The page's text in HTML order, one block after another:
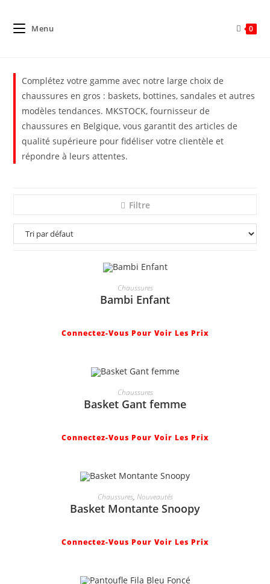
Menu 0
Complétez votre gamme avec notre large choix de
chaussures en gros : baskets, bottines, sandales et autres
modèles tendances. MKSTOCK, fournisseur de
chaussures en Belgique, vous garantit des articles de
qualité supérieure pour fidéliser votre clientèle et
répondre à leurs attentes.
Filtre
Chaussures
Bambi Enfant
Connectez-Vous Pour Voir Les Prix
Chaussures
Basket Gant femme
Connectez-Vous Pour Voir Les Prix
Chaussures, Nouveautés
Basket Montante Snoopy
Connectez-Vous Pour Voir Les Prix